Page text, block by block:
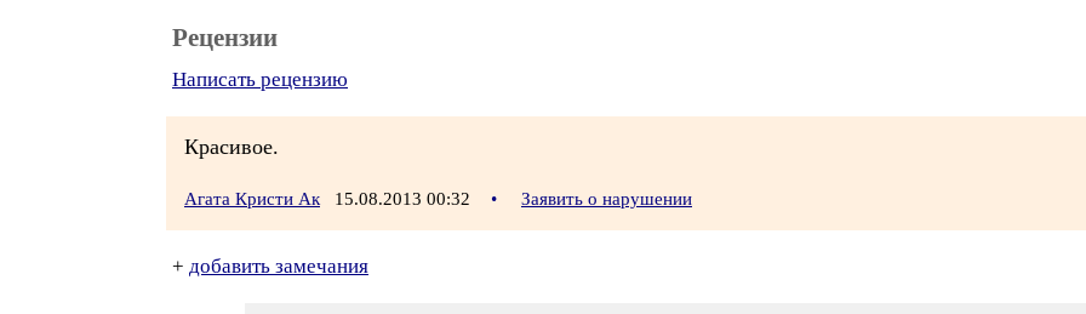
Рецензии
Написать рецензию
Красивое.
Агата Кристи Ак 15.08.2013 00:32 • Заявить о нарушении
+ добавить замечания